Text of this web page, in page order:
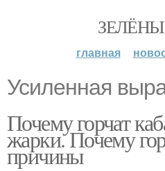
главная
Усиленная
Почему горчат
жарки. Почему
причины